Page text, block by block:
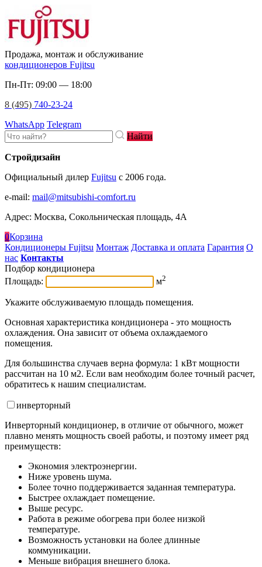
Продажа, монтаж и обслуживание
кондиционеров Fujitsu
Пн-Пт: 09:00 — 18:00
8 (495) 740-23-24
WhatsApp Telegram
Найти
Стройдизайн
Официальный дилер Fujitsu c 2006 года.
e-mail: mail@mitsubishi-comfort.ru
Адрес: Москва, Сокольническая площадь, 4А
0Корзина
Кондиционеры Fujitsu Монтаж Доставка и оплата Гарантия О
нас Контакты
Подбор кондиционера
Площадь:
м2
Укажите обслуживаемую площадь помещения.
Основная характеристика кондиционера - это мощность
охлаждения. Она зависит от объема охлаждаемого
помещения.
Для большинства случаев верна формула: 1 кВт мощности
рассчитан на 10 м2. Если вам необходим более точный расчет,
обратитесь к нашим специалистам.
инверторный
Инверторный кондиционер, в отличие от обычного, может
плавно менять мощность своей работы, и поэтому имеет ряд
преимуществ:
Экономия электроэнергии.
Ниже уровень шума.
Более точно поддерживается заданная температура.
Быстрее охлаждает помещение.
Выше ресурс.
Работа в режиме обогрева при более низкой
температуре.
Возможность установки на более длинные
коммуникации.
Меньше вибрация внешнего блока.